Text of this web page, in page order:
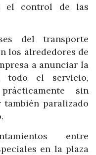
el control de las
del transporte
los alrededores de
a anunciar la
todo el servicio,
sin
paralizado
entre
en la plaza